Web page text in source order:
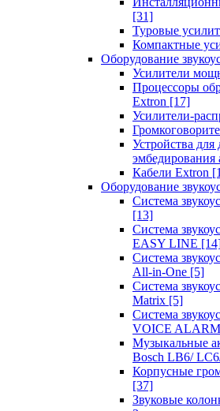
[31]
Туровые
Компактные
Оборудование
Усилители
Процессоры
Extron [17]
Усилители-
Устройства
эмбедирования
Кабели Extron
Оборудование
Система
[13]
Система
EASY LINE
Система
All-in-One [5]
Система
Matrix [5]
Система
VOICE
Музыкальные
Bosch LB6/
Корпусные
[37]
Звуковые